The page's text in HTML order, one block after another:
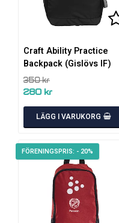
Craft Ability Practice
Backpack (Gislövs IF)
350 kr
280 kr
LÄGG I VARUKORG
- 20%